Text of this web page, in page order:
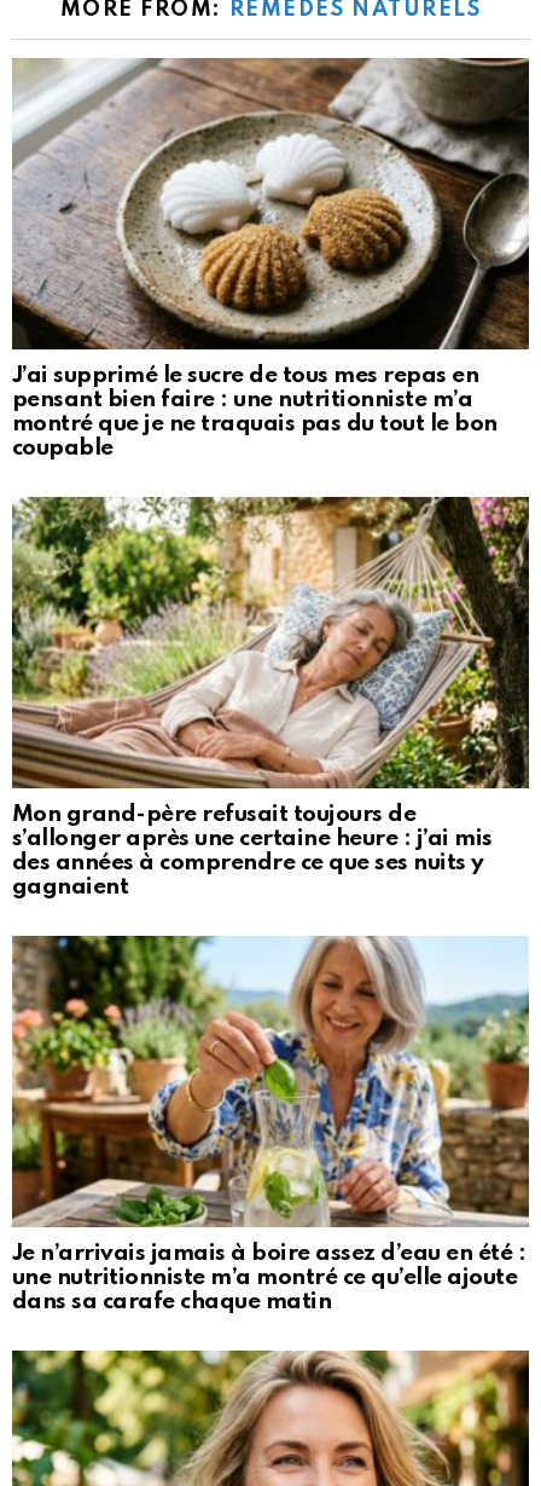
MORE FROM: REMÈDES NATURELS
J’ai supprimé le sucre de tous mes repas en
pensant bien faire : une nutritionniste m’a
montré que je ne traquais pas du tout le bon
coupable
Mon grand-père refusait toujours de
s’allonger après une certaine heure : j’ai mis
des années à comprendre ce que ses nuits y
gagnaient
Je n’arrivais jamais à boire assez d’eau en été :
une nutritionniste m’a montré ce qu’elle ajoute
dans sa carafe chaque matin